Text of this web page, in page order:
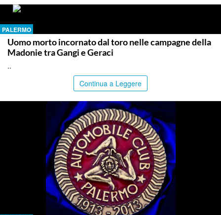
PALERMO
Uomo morto incornato dal toro nelle campagne della
Madonie tra Gangi e Geraci
..
Continua a Leggere